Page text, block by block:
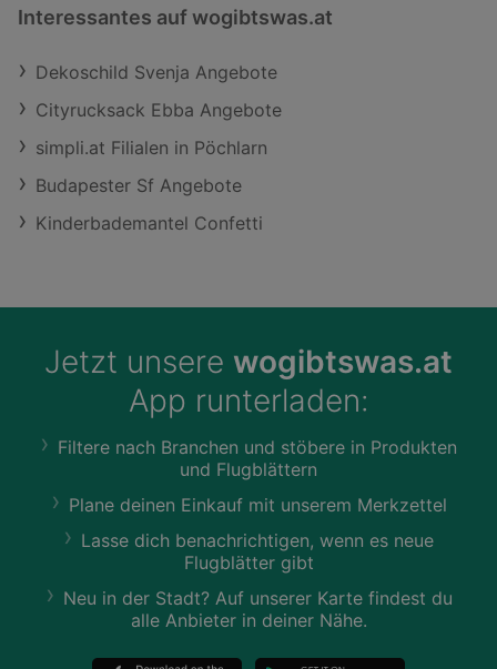
Interessantes auf wogibtswas.at
Dekoschild Svenja Angebote
Cityrucksack Ebba Angebote
simpli.at Filialen in Pöchlarn
Budapester Sf Angebote
Kinderbademantel Confetti
Jetzt unsere wogibtswas.at
App runterladen:
Filtere nach Branchen und stöbere in Produkten
und Flugblättern
Plane deinen Einkauf mit unserem Merkzettel
Lasse dich benachrichtigen, wenn es neue
Flugblätter gibt
Neu in der Stadt? Auf unserer Karte findest du
alle Anbieter in deiner Nähe.